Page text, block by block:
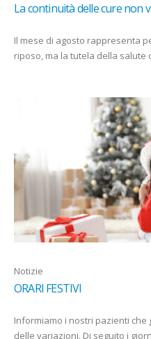
La continuità delle cure non
Il mese di agosto rappresenta
riposo, ma la tutela della salute
Notizie
ORARI FESTIVI
Informiamo i nostri pazienti
delle variazioni. Di seguito i